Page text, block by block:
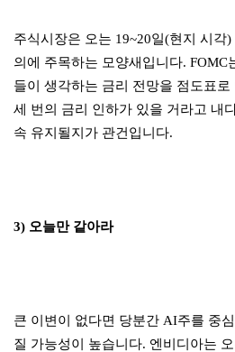
주식시장은 오는 19~20일(현지 시각)
의에 주목하는 모양새입니다. FOMC
들이 생각하는 금리 전망을 점도표로
세 번의 금리 인하가 있을 거라고 내
속 유지될지가 관건입니다.
3) 오늘만 같아라
큰 이변이 없다면 당분간 AI주를 중
질 가능성이 높습니다. 엔비디아는